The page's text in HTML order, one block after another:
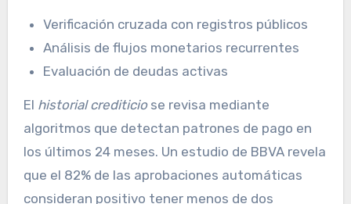
Verificación cruzada con registros públicos
Análisis de flujos monetarios recurrentes
Evaluación de deudas activas
El historial crediticiose revisa mediante
algoritmos que detectan patrones de pago en
los últimos 24 meses. Un estudio de BBVA revela
que el 82% de las aprobaciones automáticas
consideran positivo tener menos de dos